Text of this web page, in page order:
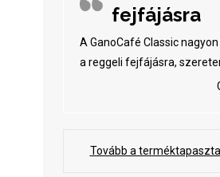
fejfájásra
A GanoCafé Classic nagyon
a reggeli fejfájásra,
Tovább a